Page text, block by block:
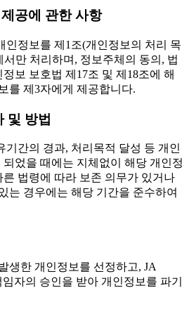
공에 관한 사항
인정보를 제1조(개인정보의 처리 목
만 처리하며, 정보주체의 동의, 법
보 보호법 제17조 및 제18조에 해
를 제3자에게 제공합니다.
및 방법
기간의 경과, 처리목적 달성 등 개인
었을 때에는 지체없이 해당 개인정
른 법령에 따라 보존 의무가 있거나
는 경우에는 해당 기간을 준수하여
생한 개인정보를 선정하고, JA
자의 승인을 받아 개인정보를 파기